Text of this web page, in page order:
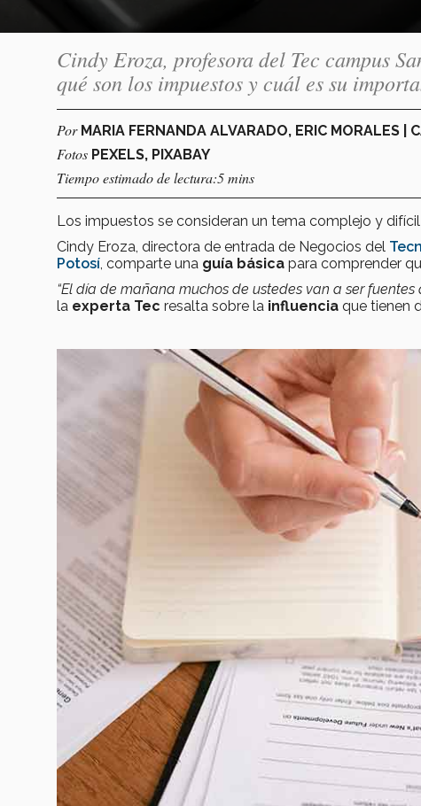
Cindy Eroza, profesora del Tec campus
qué son los impuestos y cuál es su
Por MARIA FERNANDA ALVARADO, ERIC MORALES |
Fotos PEXELS, PIXABAY
Tiempo estimado de lectura:5 mins
Los impuestos se consideran un tema complejo y
Cindy Eroza, directora de entrada de Negocios del
Potosí , comparte una guía básica para comprender
“El día de mañana muchos de ustedes van a ser fuentes
la experta Tec resalta sobre la influencia que tienen